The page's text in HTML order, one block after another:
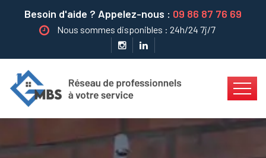
Besoin d'aide ? Appelez-nous : 09 86 87 76 69
Nous sommes disponibles : 24h/24 7j/7